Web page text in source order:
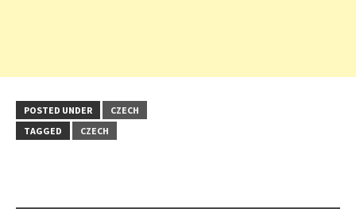
POSTED UNDER
CZECH
TAGGED
CZECH